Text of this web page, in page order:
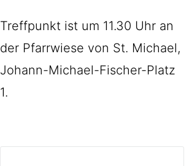
Treffpunkt ist um 11.30 Uhr an
der Pfarrwiese von St. Michael,
Johann-Michael-Fischer-Platz
1.